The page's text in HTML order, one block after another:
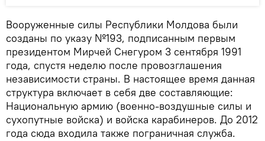
Вооруженные силы Республики Молдова были
созданы по указу №193, подписанным первым
президентом Мирчей Снегуром 3 сентября 1991
года, спустя неделю после провозглашения
независимости страны. В настоящее время данная
структура включает в себя две составляющие:
Национальную армию (военно-воздушные силы и
сухопутные войска) и войска карабинеров. До 2012
года сюда входила также пограничная служба.